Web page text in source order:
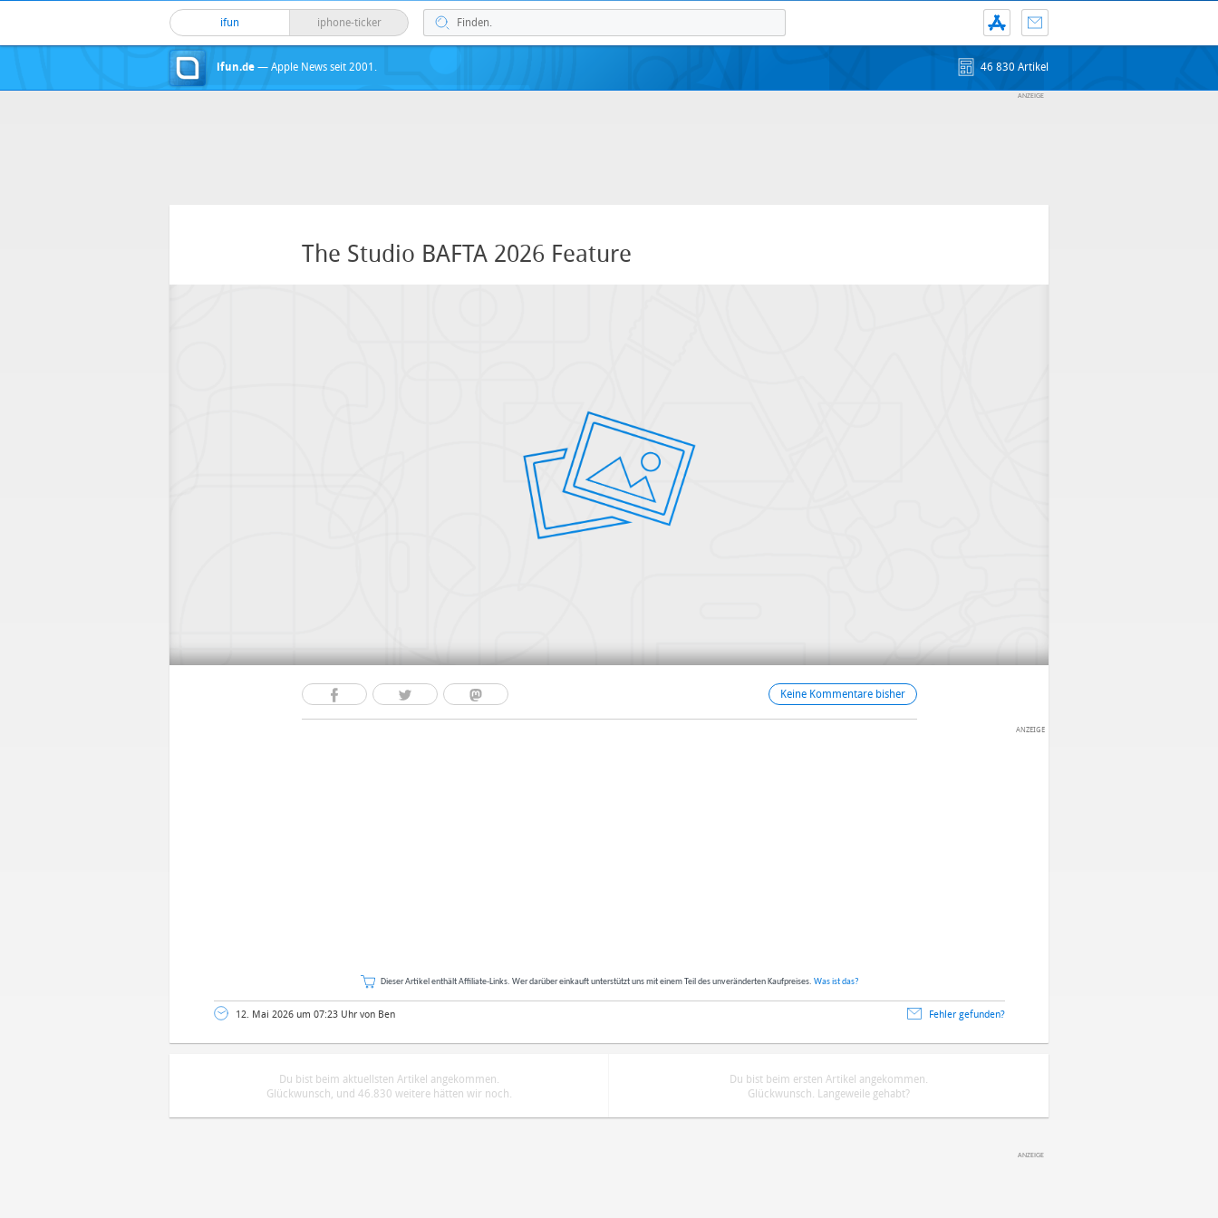
ifun iphone-ticker
ifun.de — Apple News seit 2001. 46 830 Artikel
The Studio BAFTA 2026 Feature
Keine Kommentare bisher
Dieser Artikel enthält Affiliate-Links. Wer darüber einkauft unterstützt uns mit einem Teil des unveränderten Kaufpreises. Was ist das?
12. Mai 2026 um 07:23 Uhr von Ben Fehler gefunden?
Du bist beim aktuellsten Artikel angekommen.
Glückwunsch, und 46.830 weitere hätten wir noch.
Du bist beim ersten Artikel angekommen.
Glückwunsch. Langeweile gehabt?